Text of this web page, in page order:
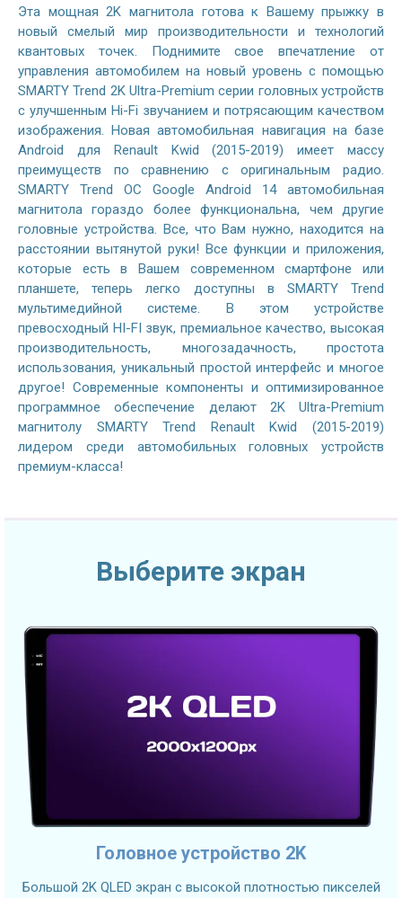
Эта мощная 2K магнитола готова к Вашему прыжку в
новый смелый мир производительности и технологий
квантовых точек. Поднимите свое впечатление от
управления автомобилем на новый уровень с помощью
SMARTY Trend 2K Ultra-Premium серии головных устройств
с улучшенным Hi-Fi звучанием и потрясающим качеством
изображения. Новая автомобильная навигация на базе
Android для Renault Kwid (2015-2019) имеет массу
преимуществ по сравнению с оригинальным радио.
SMARTY Trend ОС Google Android 14 автомобильная
магнитола гораздо более функциональна, чем другие
головные устройства. Все, что Вам нужно, находится на
расстоянии вытянутой руки! Все функции и приложения,
которые есть в Вашем современном смартфоне или
планшете, теперь легко доступны в SMARTY Trend
мультимедийной системе. В этом устройстве
превосходный HI-FI звук, премиальное качество, высокая
производительность, многозадачность, простота
использования, уникальный простой интерфейс и многое
другое! Современные компоненты и оптимизированное
программное обеспечение делают 2K Ultra-Premium
магнитолу SMARTY Trend Renault Kwid (2015-2019)
лидером среди автомобильных головных устройств
премиум-класса!
Выберите экран
Головное устройство 2K
Большой 2K QLED экран с высокой плотностью пикселей